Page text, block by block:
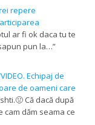
repere
ar fi ok daca tu te
pun la…”
Echipaj de
de oameni care
Că dacă după
dăm seama ce